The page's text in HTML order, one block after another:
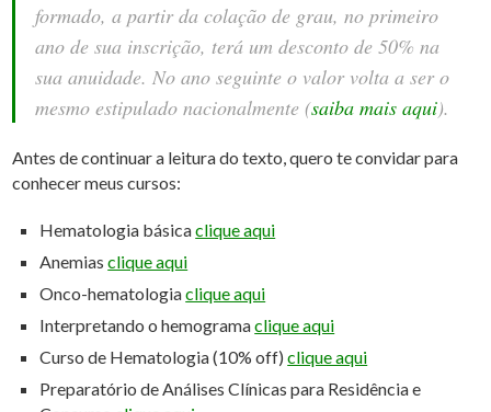
formado, a partir da colação de grau, no primeiro
ano de sua inscrição, terá um desconto de 50% na
sua anuidade. No ano seguinte o valor volta a ser o
mesmo estipulado nacionalmente (saiba mais aqui).
Antes de continuar a leitura do texto, quero te convidar para
conhecer meus cursos:
Hematologia básicaclique aqui
Anemiasclique aqui
Onco-hematologiaclique aqui
Interpretando o hemogramaclique aqui
Curso de Hematologia (10% off)clique aqui
Preparatório de Análises Clínicas para Residência e